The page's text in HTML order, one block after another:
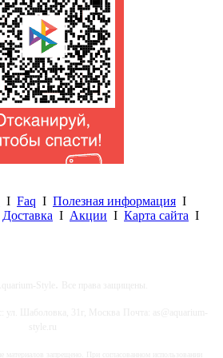
I Faq I Полезная информация I
Доставка I Акции I Карта сайта I